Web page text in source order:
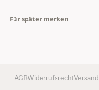
Für später merken
AGBWiderrufsrecht